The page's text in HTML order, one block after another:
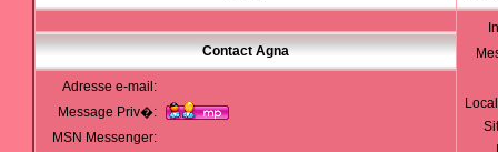
Contact Agna
Adresse e-mail:
Message Priv�:
MSN Messenger: